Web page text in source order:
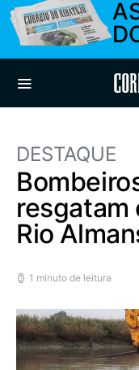
DESTAQUE
resgatam
Rio
1 minuto de leitura